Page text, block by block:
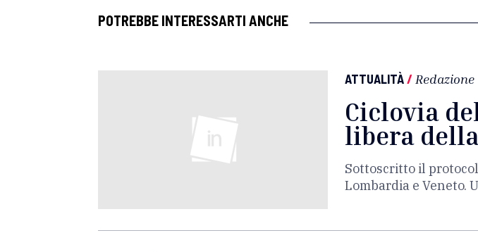
POTREBBE INTERESSARTI ANCHE
ATTUALITÀ/ Redazione
Ciclovia
libera
Sottoscritto il
Lombardia e Veneto.